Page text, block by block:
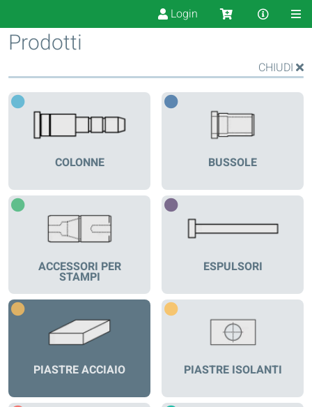
Login
Prodotti
CHIUDI
COLONNE BUSSOLE
ACCESSORI PER
STAMPI
ESPULSORI
PIASTRE ACCIAIO PIASTRE ISOLANTI